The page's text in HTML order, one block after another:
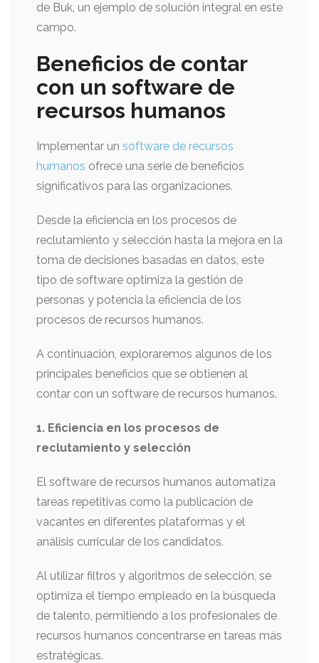
de Buk, un ejemplo de solución integral en este
campo.
Beneficios de contar
con un software de
recursos humanos
Implementar un software de recursos
humanos ofrece una serie de beneficios
significativos para las organizaciones.
Desde la eficiencia en los procesos de
reclutamiento y selección hasta la mejora en la
toma de decisiones basadas en datos, este
tipo de software optimiza la gestión de
personas y potencia la eficiencia de los
procesos de recursos humanos.
A continuación, exploraremos algunos de los
principales beneficios que se obtienen al
contar con un software de recursos humanos.
1. Eficiencia en los procesos de
reclutamiento y selección
El software de recursos humanos automatiza
tareas repetitivas como la publicación de
vacantes en diferentes plataformas y el
análisis curricular de los candidatos.
Al utilizar filtros y algoritmos de selección, se
optimiza el tiempo empleado en la búsqueda
de talento, permitiendo a los profesionales de
recursos humanos concentrarse en tareas más
estratégicas.